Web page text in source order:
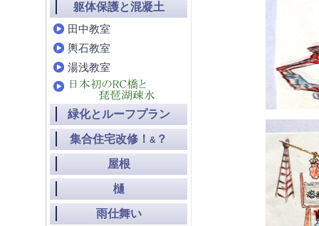
躯体保護と混凝土
田中教室
輿石教室
湯浅教室
緑化とルーフプラン
集合住宅改修！ & ？
屋根
樋
雨仕舞い